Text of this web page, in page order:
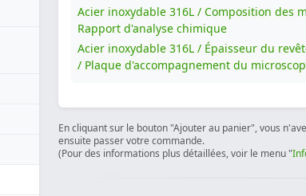
Acier inoxydable 316L / Composition des
Rapport d'analyse chimique
Acier inoxydable 316L / Épaisseur du
/ Plaque d'accompagnement du
En cliquant sur le bouton "Ajouter au panier", vous
ensuite passer votre commande.
(Pour des informations plus détaillées, voir le menu "